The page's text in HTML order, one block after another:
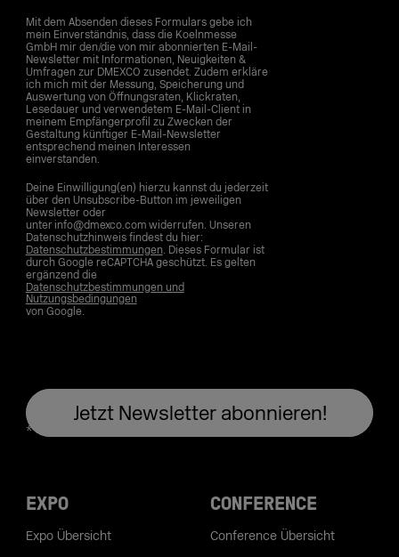
Mit dem Absenden dieses Formulars gebe ich
mein Einverständnis, dass die Koelnmesse
GmbH mir den/die von mir abonnierten E-Mail-
Newsletter mit Informationen, Neuigkeiten &
Umfragen zur DMEXCO zusendet. Zudem erkläre
ich mich mit der Messung, Speicherung und
Auswertung von Öffnungsraten, Klickraten,
Lesedauer und verwendetem E-Mail-Client in
meinem Empfängerprofil zu Zwecken der
Gestaltung künftiger E-Mail-Newsletter
entsprechend meinen Interessen
einverstanden.
Deine Einwilligung(en) hierzu kannst du jederzeit
über den Unsubscribe-Button im jeweiligen
Newsletter oder
unter info@dmexco.com widerrufen. Unseren
Datenschutzhinweis findest du hier:
Datenschutzbestimmungen. Dieses Formular ist
durch Google reCAPTCHA geschützt. Es gelten
ergänzend die
Datenschutzbestimmungen und
Nutzungsbedingungen
von Google.
EXPO
Expo Übersicht
CONFERENCE
Conference Übersicht